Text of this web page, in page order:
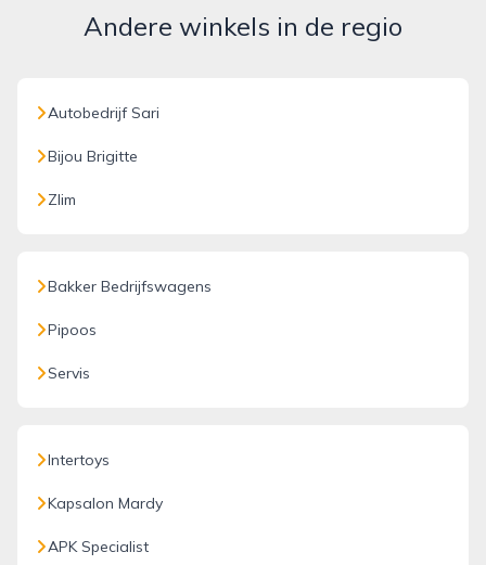
Andere winkels in de regio
Autobedrijf Sari
Bijou Brigitte
Zlim
Bakker Bedrijfswagens
Pipoos
Servis
Intertoys
Kapsalon Mardy
APK Specialist